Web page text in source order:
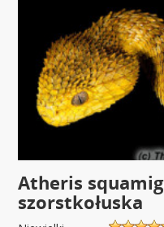
Atheris
szorstkołuska